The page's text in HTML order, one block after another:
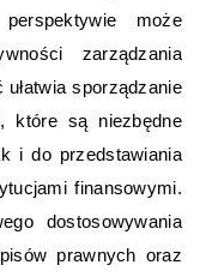
może
zarządzania
sporządzanie
które są niezbędne
i do przedstawiania
finansowymi.
dostosowywania
prawnych oraz